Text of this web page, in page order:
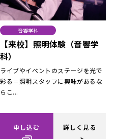
音響学科
【来校】照明体験（音響学
科）
ライブやイベントのステージを光で
彩る＝照明スタッフに興味があるな
らこ...
申し込む 詳しく見る